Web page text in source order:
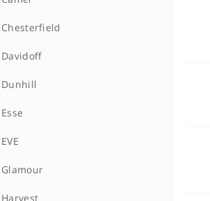
HQD MEGA
HQD MELO
HQD MINI
HQD NOVA
HQD ROSY
HQD STARK
HQD Super
Chesterfield
Davidoff
Dunhill
Esse
EVE
Glamour
Harvest